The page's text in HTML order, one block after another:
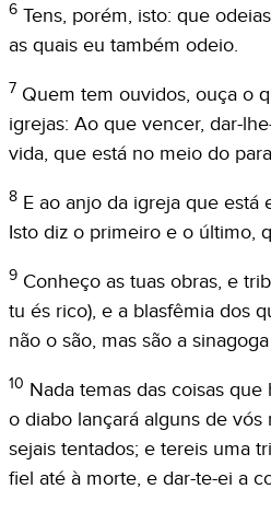
6 Tens, porém, isto: que
as quais eu também odeio.
7 Quem tem ouvidos, ouça o
igrejas: Ao que vencer, dar-
vida, que está no meio do
8 E ao anjo da igreja que está
Isto diz o primeiro e o último,
9 Conheço as tuas obras, e
tu és rico), e a blasfêmia dos
não o são, mas são a
10 Nada temas das coisas
o diabo lançará alguns de vós
sejais tentados; e tereis uma
fiel até à morte, e dar-te-ei a